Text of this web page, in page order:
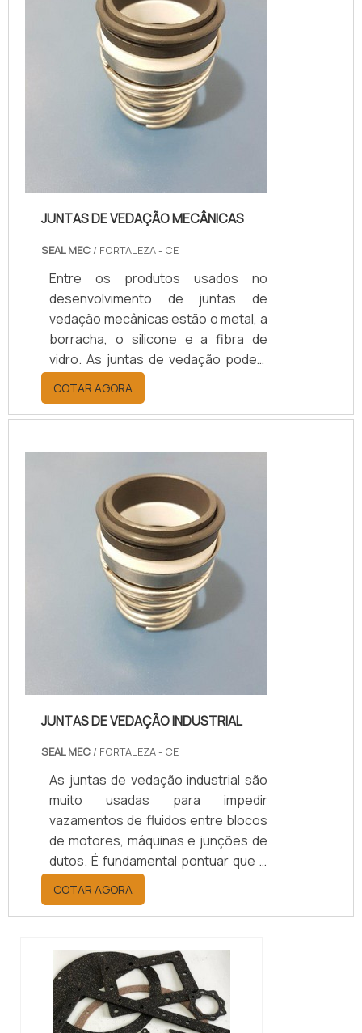
mecanismos industriais, pois os
acessórios de vedação unem as
partes das tubulações e auxil...
JUNTAS DE VEDAÇÃO MECÂNICAS
SEAL MEC / FORTALEZA - CE
Entre os produtos usados no
desenvolvimento de juntas de
vedação mecânicas estão o metal, a
borracha, o silicone e a fibra de
vidro. As juntas de vedação podem
ser desenvolvidas por meio de
vários tipos de materiais, conforme
as diferentes demandas
possibilitam que duas partes sejam
acopladas sem que haja lacunas
entre elas após o procedimento. As
juntas completam o espaço v...
COTAR AGORA
JUNTAS DE VEDAÇÃO INDUSTRIAL
SEAL MEC / FORTALEZA - CE
As juntas de vedação industrial são
muito usadas para impedir
vazamentos de fluidos entre blocos
de motores, máquinas e junções de
dutos. É fundamental pontuar que é
necessário ter um fornecedor de
confiança para escolher esse tipo
de material.Elas são empregadas
industriais, tais como: metalúrgicas,
refinarias de petróleos, fábricas de
cimento, siderúrgicas e outros.
Entre os tipos de juntas de vedação
COTAR AGORA